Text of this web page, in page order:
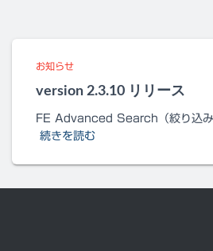
お知らせ
version 2.3.10 リリース
FE Advanced Search（絞り込
続きを読む